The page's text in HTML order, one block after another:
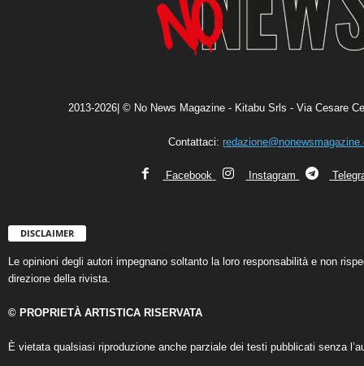
2013-2026| © No News Magazine - Kitabu Srls - Via Cesare
Contattaci:
Facebook Instagram
DISCLAIMER
Le opinioni degli autori impegnano soltanto la loro responsabilità e non
direzione della rivista.
© PROPRIETÀ ARTISTICA RISERVATA
È vietata qualsiasi riproduzione anche parziale dei testi pubblicati senza